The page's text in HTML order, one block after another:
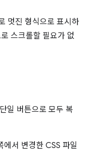
멋진 형식으로 표시하
스크롤할 필요가 없
일 버튼으로 모두 복
에서 변경한 CSS 파일